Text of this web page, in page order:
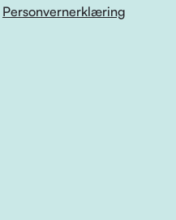
Personvernerklæring